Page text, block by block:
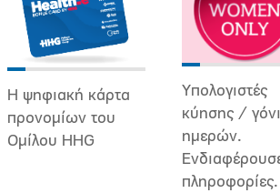
Η ψηφιακή κάρτα
προνομίων του
Ομίλου HHG
Υπολογιστές
κύησης /
ημερών.
πληροφορίες.